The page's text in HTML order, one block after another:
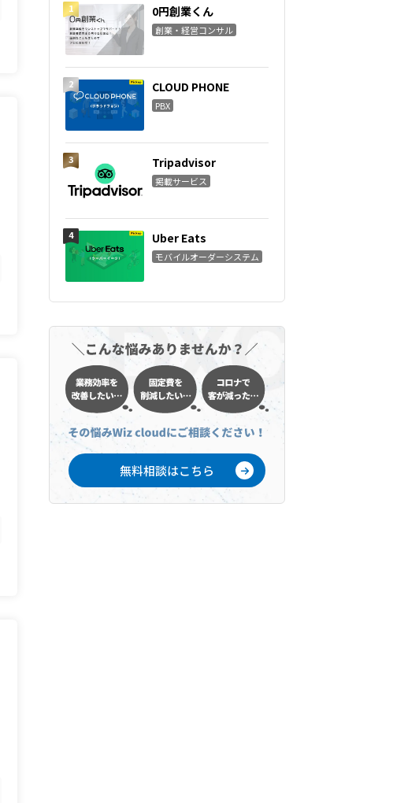
0円創業くん
創業・経営コンサル
CLOUD PHONE
PBX
Tripadvisor
掲載サービス
Uber Eats
モバイルオーダーシステム
無料相談はこちら